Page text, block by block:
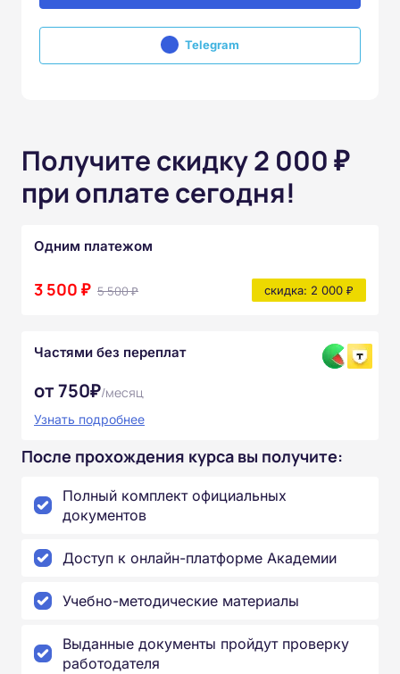
Telegram
Получите скидку 2 000 ₽
при оплате сегодня!
Одним платежом
3 500 ₽ 5 500 ₽ скидка: 2 000 ₽
Частями без переплат
от 750₽/месяц
Узнать подробнее
После прохождения курса вы получите:
Полный комплект официальных
документов
Доступ к онлайн-платформе Академии
Учебно-методические материалы
Выданные документы пройдут проверку
работодателя